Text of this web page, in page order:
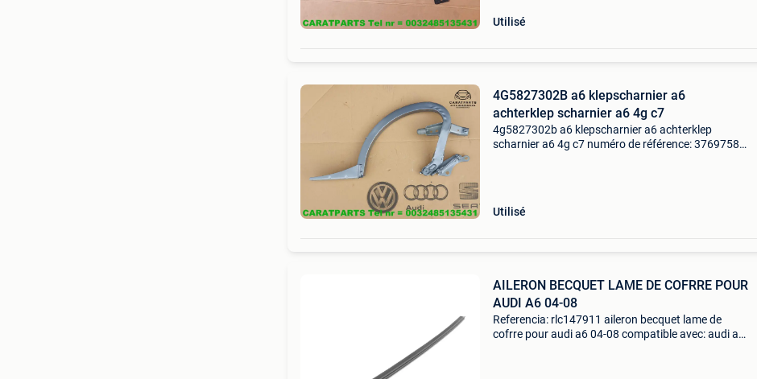
Utilisé
4G5827302B a6 klepscharnier a6
achterklep scharnier a6 4g c7
4g5827302b a6 klepscharnier a6 achterklep
scharnier a6 4g c7 numéro de référence: 3769758
Utilisé
AILERON BECQUET LAME DE COFRRE POUR
AUDI A6 04-08
Referencia: rlc147911 aileron becquet lame de
cofrre pour audi a6 04-08 compatible avec: audi a6